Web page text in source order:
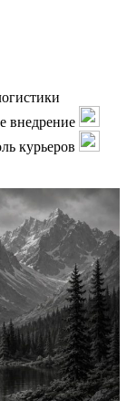
внедрение
курьеров